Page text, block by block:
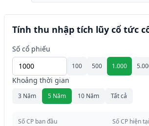
Tính thu nhập tích lũy cổ tức
Số cổ phiếu
100 500 1.000
Khoảng thời gian
3 Năm 5 Năm 10 Năm Tất cả
Số CP ban đầu Số CP hiện tại